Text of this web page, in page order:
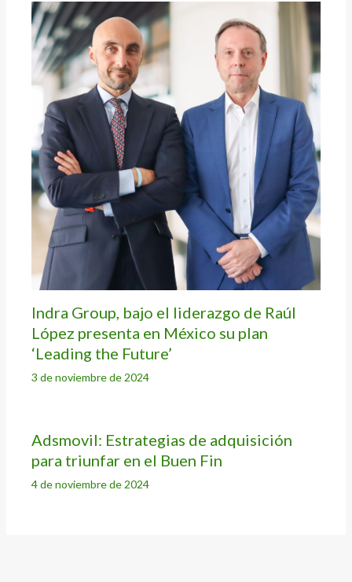
Indra Group, bajo el liderazgo de Raúl
López presenta en México su plan
‘Leading the Future’
3 de noviembre de 2024
Adsmovil: Estrategias de adquisición
para triunfar en el Buen Fin
4 de noviembre de 2024